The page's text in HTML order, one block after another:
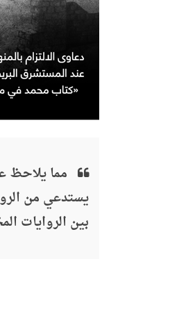
مما يلاحظ
يستدعي من
بين الروايات